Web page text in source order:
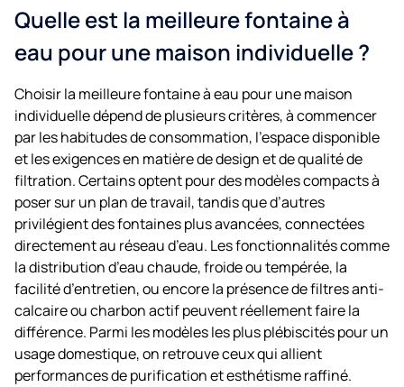
Quelle est la meilleure fontaine à
eau pour une maison individuelle ?
Choisir la meilleure fontaine à eau pour une maison
individuelle dépend de plusieurs critères, à commencer
par les habitudes de consommation, l’espace disponible
et les exigences en matière de design et de qualité de
filtration. Certains optent pour des modèles compacts à
poser sur un plan de travail, tandis que d’autres
privilégient des fontaines plus avancées, connectées
directement au réseau d’eau. Les fonctionnalités comme
la distribution d’eau chaude, froide ou tempérée, la
facilité d’entretien, ou encore la présence de filtres anti-
calcaire ou charbon actif peuvent réellement faire la
différence. Parmi les modèles les plus plébiscités pour un
usage domestique, on retrouve ceux qui allient
performances de purification et esthétisme raffiné.